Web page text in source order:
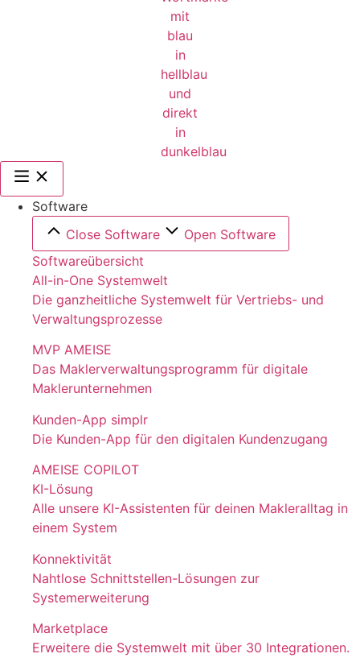
Software
Close Software
Open Software
Softwareübersicht
All-in-One Systemwelt
Die ganzheitliche Systemwelt für Vertriebs- und
Verwaltungsprozesse
MVP AMEISE
Das Maklerverwaltungsprogramm für digitale
Maklerunternehmen
Kunden-App simplr
Die Kunden-App für den digitalen Kundenzugang
AMEISE COPILOT
KI-Lösung
Alle unsere KI-Assistenten für deinen Makleralltag in
einem System
Konnektivität
Nahtlose Schnittstellen-Lösungen zur
Systemerweiterung
Marketplace
Erweitere die Systemwelt mit über 30 Integrationen.